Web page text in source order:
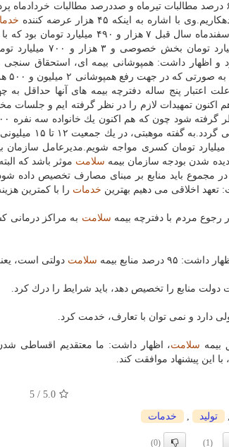
همینطور در بخش غیردولتی هم ۶۰ درصد مطالبات تیرماه و صددرصد
اشاره به اینكه ۴۵ هزار عرضه كننده
اظهار داشت: مطالبات منتهی به
به صورتی كه هم
و اظهار داشت: همپوشانی بیمه ای، استحقاق سنجی و
اعتبار پنج ساله دفترچه بیمه های آنها حداقل
اكنون تمهیدات لازم را در نظر گرفته ایم و جلسات
۱۳۲ هزار تومان
دیده شدن بودجه سازمان بیمه سلامت موثر باشد كه
مجموع باید منابع بر مبنای مصارف تخصیص داده
خدمات را با كمترین
سلامت به مراكز درمانی
داشت: ۹۵ درصد منابع بیمه سلامت دولتی است،
دولت منابع را تخصیص دهد، باید شرایط را درك كرد.
دارد و نمی توان با تعارف، خدمت كرد.
سلامت، اظهار داشت: ما معتقدیم اقساطی
با این پیشنهاد موافقت كند.
5.0
/ 5
تولید خدمات
(1)
(0)